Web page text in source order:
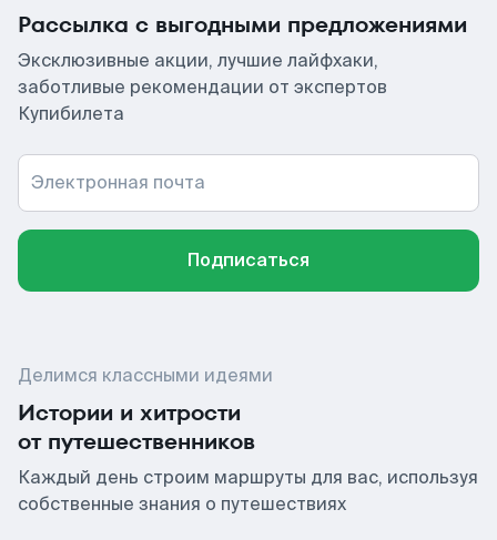
Рассылка с выгодными предложениями
Эксклюзивные акции, лучшие лайфхаки,
заботливые рекомендации от экспертов
Купибилета
Электронная почта
Подписаться
Делимся классными идеями
Истории и хитрости
от путешественников
Каждый день строим маршруты для вас, используя
собственные знания о путешествиях